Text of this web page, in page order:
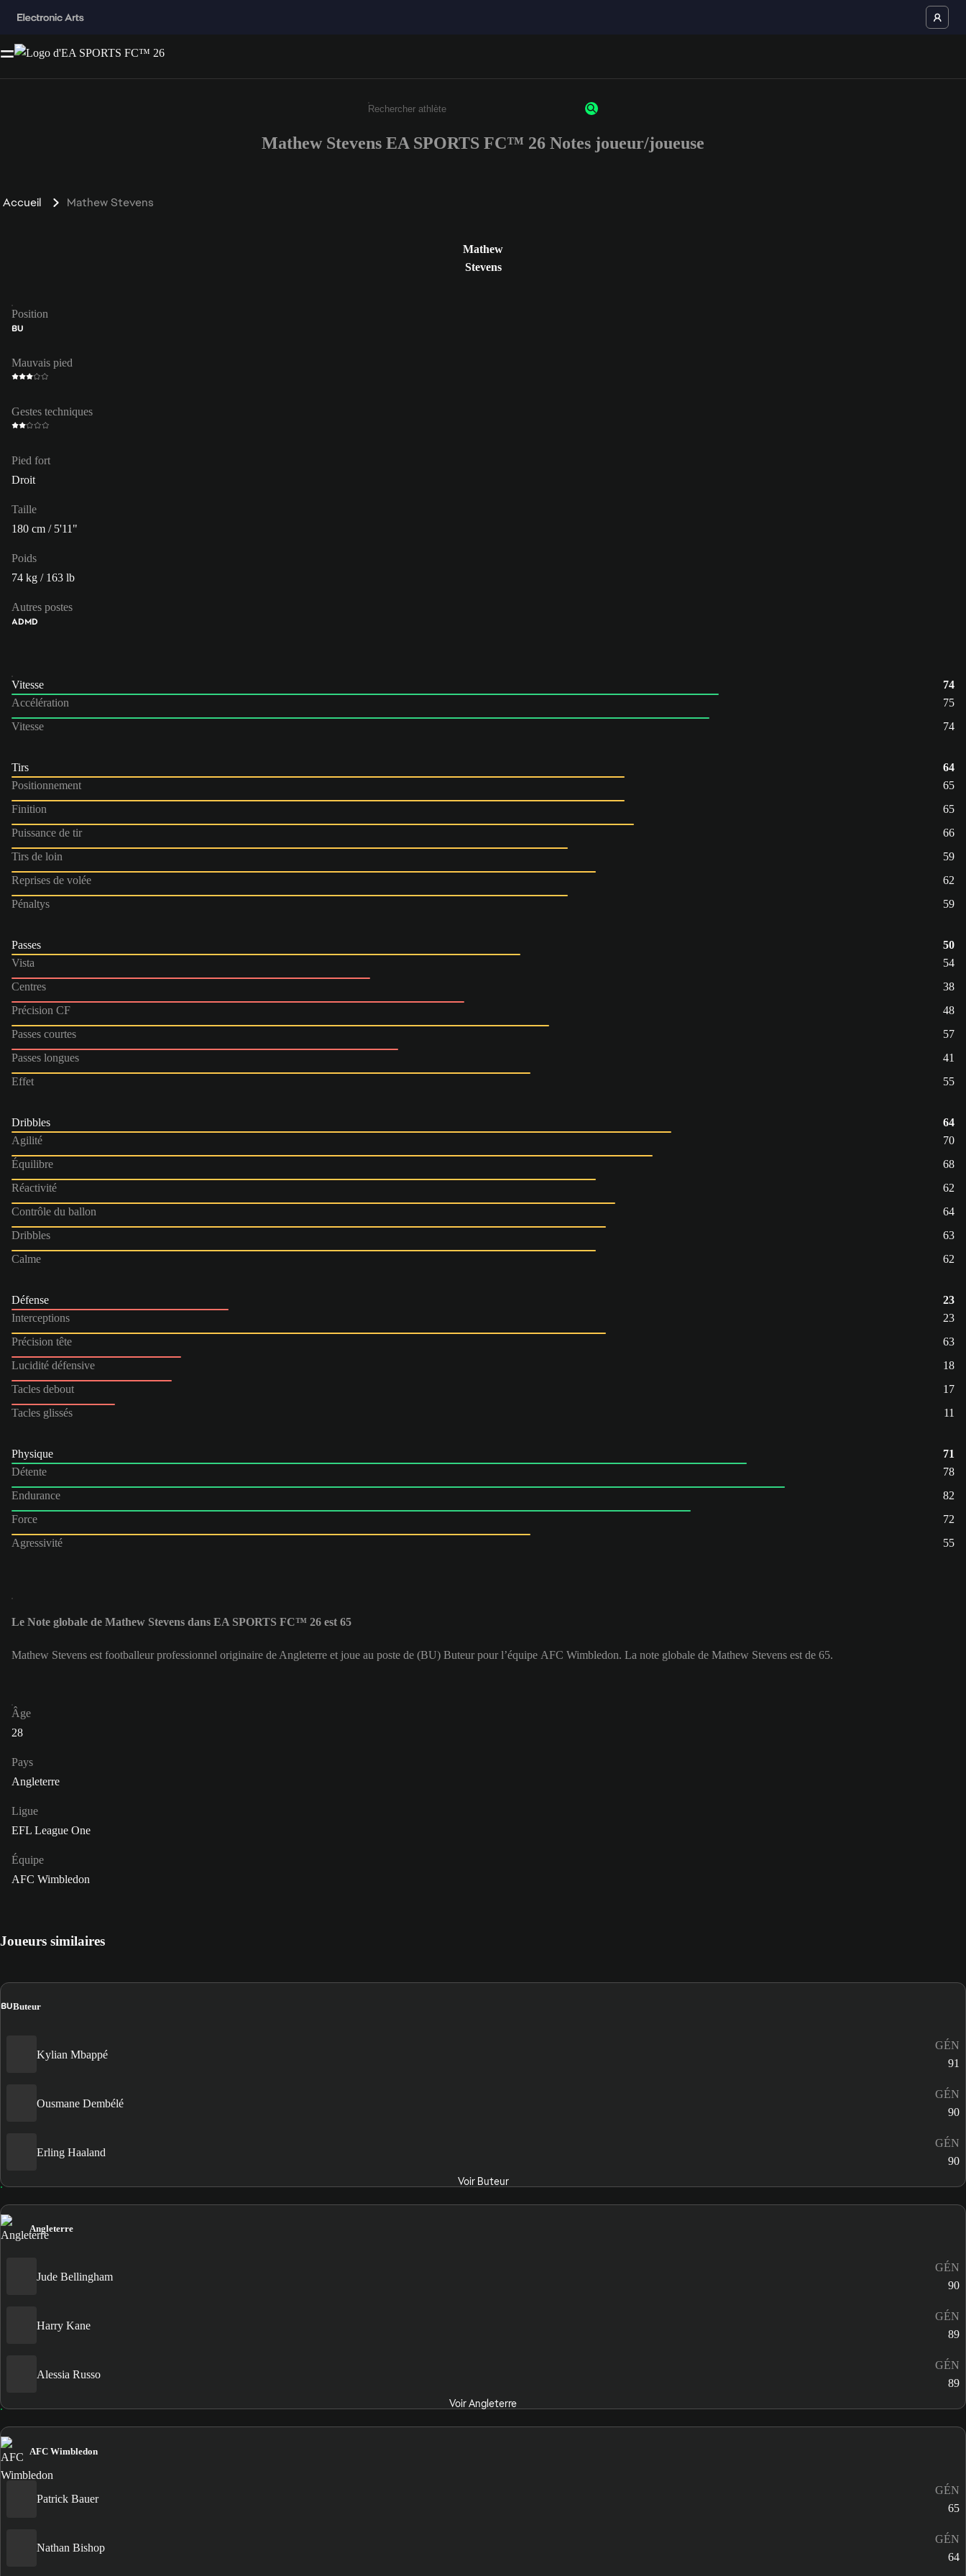
Saisissez au moins 3 caractères ou chiffres.
Mathew Stevens EA SPORTS FC™ 26 Notes joueur/joueuse
Accueil Mathew Stevens
Mathew
Stevens
Position
BU
Mauvais pied
Gestes techniques
Pied fort
Droit
Taille
180 cm / 5'11"
Poids
74 kg / 163 lb
Autres postes
ADMD
Vitesse
74
Accélération
75
Vitesse
74
Tirs
64
Positionnement
65
Finition
65
Puissance de tir
66
Tirs de loin
59
Reprises de volée
62
Pénaltys
59
Passes
50
Vista
54
Centres
38
Précision CF
48
Passes courtes
57
Passes longues
41
Effet
55
Dribbles
64
Agilité
70
Équilibre
68
Réactivité
62
Contrôle du ballon
64
Dribbles
63
Calme
62
Défense
23
Interceptions
23
Précision tête
63
Lucidité défensive
18
Tacles debout
17
Tacles glissés
11
Physique
71
Détente
78
Endurance
82
Force
72
Agressivité
55
Le Note globale de Mathew Stevens dans EA SPORTS FC™ 26 est 65
Mathew Stevens est footballeur professionnel originaire de Angleterre et joue au poste de (BU) Buteur pour l’équipe AFC Wimbledon. La note globale de Mathew Stevens est de 65.
Âge
28
Pays
Angleterre
Ligue
EFL League One
Équipe
AFC Wimbledon
Joueurs similaires
BUButeur
Kylian Mbappé
GÉN
91
Ousmane Dembélé
GÉN
90
Erling Haaland
GÉN
90
Voir Buteur
Angleterre
Jude Bellingham
GÉN
90
Harry Kane
GÉN
89
Alessia Russo
GÉN
89
Voir Angleterre
AFC Wimbledon
Patrick Bauer
GÉN
65
Nathan Bishop
GÉN
64